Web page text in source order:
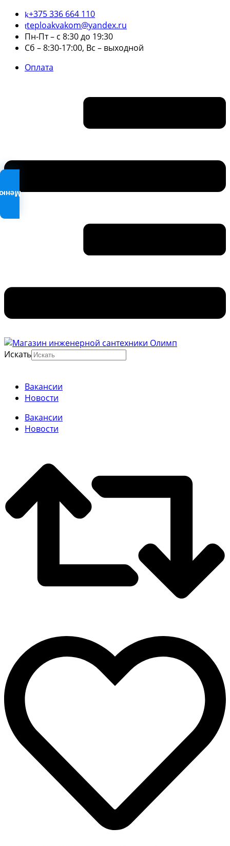
+375 336 664 110
teploakvakom@yandex.ru
Пн-Пт – с 8:30 до 19:30
Сб – 8:30-17:00, Вс – выходной
Оплата
Искать
Вакансии
Новости
Вакансии
Новости